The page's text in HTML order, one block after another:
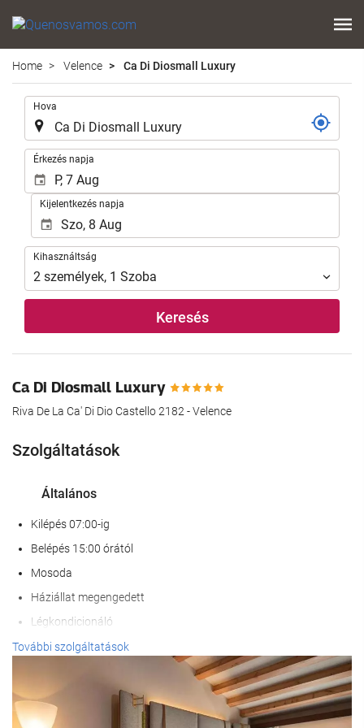
Home Velence Ca Di Diosmall Luxury
Hova
Érkezés napja
Kijelentkezés napja
Kihasználtság
Kihasználtság
2 személyek, 1 Szoba
Keresés
Ca Di Diosmall Luxury
Riva De La Ca' Di Dio Castello 2182 - Velence
Szolgáltatások
Általános
Kilépés 07:00-ig
Belépés 15:00 órától
Mosoda
Háziállat megengedett
Légkondicionáló
Fűtés
Mozgáskorlátozott személyek belépésére alkalmas
Nem dohányzó szobák
További szolgáltatások